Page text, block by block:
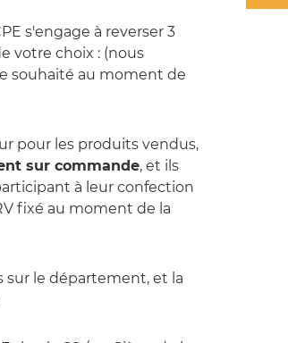
s'engage à reverser 3
votre choix : (nous
souhaité au moment de
pour les produits vendus,
sur commande, et ils
à leur confection
fixé au moment de la
sur le département, et la